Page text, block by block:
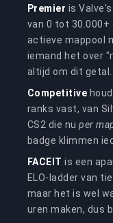
Premier is
van 0 tot 30.000+
actieve mappool
iemand het over
altijd om dit getal.
Competitive
ranks vast, van
CS2 die nuper
badge klimmen
FACEIT is een
ELO-ladder van
maar het is wel
uren maken, dus